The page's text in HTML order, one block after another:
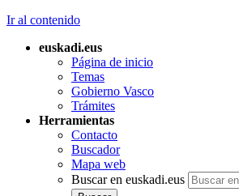
Ir al contenido
euskadi.eus
Página de inicio
Temas
Gobierno Vasco
Trámites
Herramientas
Contacto
Buscador
Mapa web
Buscar en euskadi.eus